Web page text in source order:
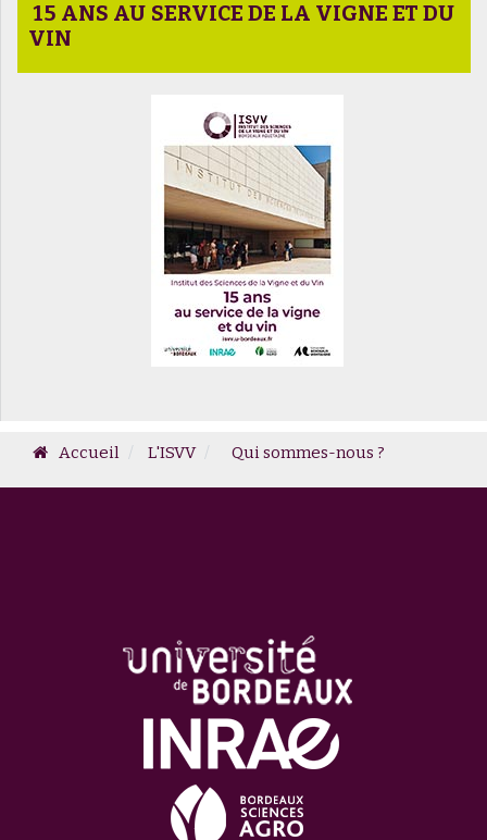
15 ANS AU SERVICE DE LA VIGNE ET DU
VIN
Accueil L'ISVV Qui sommes-nous ?